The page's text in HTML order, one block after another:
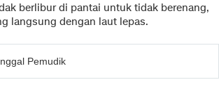
berlibur di pantai untuk tidak berenang,
langsung dengan laut lepas.
Pemudik